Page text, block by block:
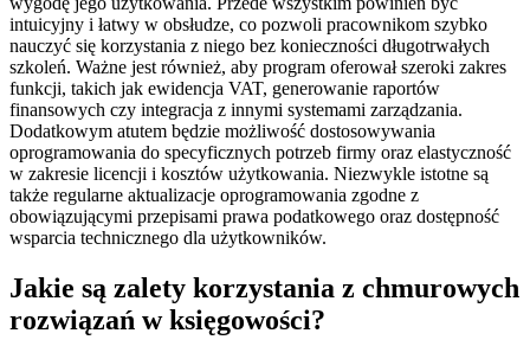
intuicyjny i łatwy w obsłudze, co pozwoli pracownikom szybko
nauczyć się korzystania z niego bez konieczności długotrwałych
szkoleń. Ważne jest również, aby program oferował szeroki zakres
funkcji, takich jak ewidencja VAT, generowanie raportów
finansowych czy integracja z innymi systemami zarządzania.
Dodatkowym atutem będzie możliwość dostosowywania
oprogramowania do specyficznych potrzeb firmy oraz elastyczność
w zakresie licencji i kosztów użytkowania. Niezwykle istotne są
także regularne aktualizacje oprogramowania zgodne z
obowiązującymi przepisami prawa podatkowego oraz dostępność
wsparcia technicznego dla użytkowników.
Jakie są zalety korzystania z chmurowych
rozwiązań w księgowości?